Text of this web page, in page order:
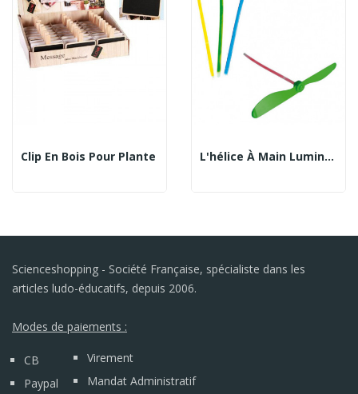
Clip En Bois Pour Plante L'hélice À Main Lumineuse (avec 4 Bâtons)
Scienceshopping - Société Française, spécialiste dans les
articles ludo-éducatifs, depuis 2006.
Modes de paiements :
CB
Paypal
Virement
Mandat Administratif